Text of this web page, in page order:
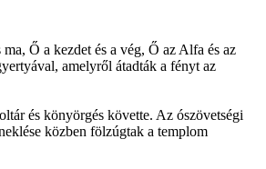
Ő a kezdet és a vég, Ő az Alfa és az
amelyről átadták a fényt az
és könyörgés követte. Az ószövetségi
közben fölzúgtak a templom